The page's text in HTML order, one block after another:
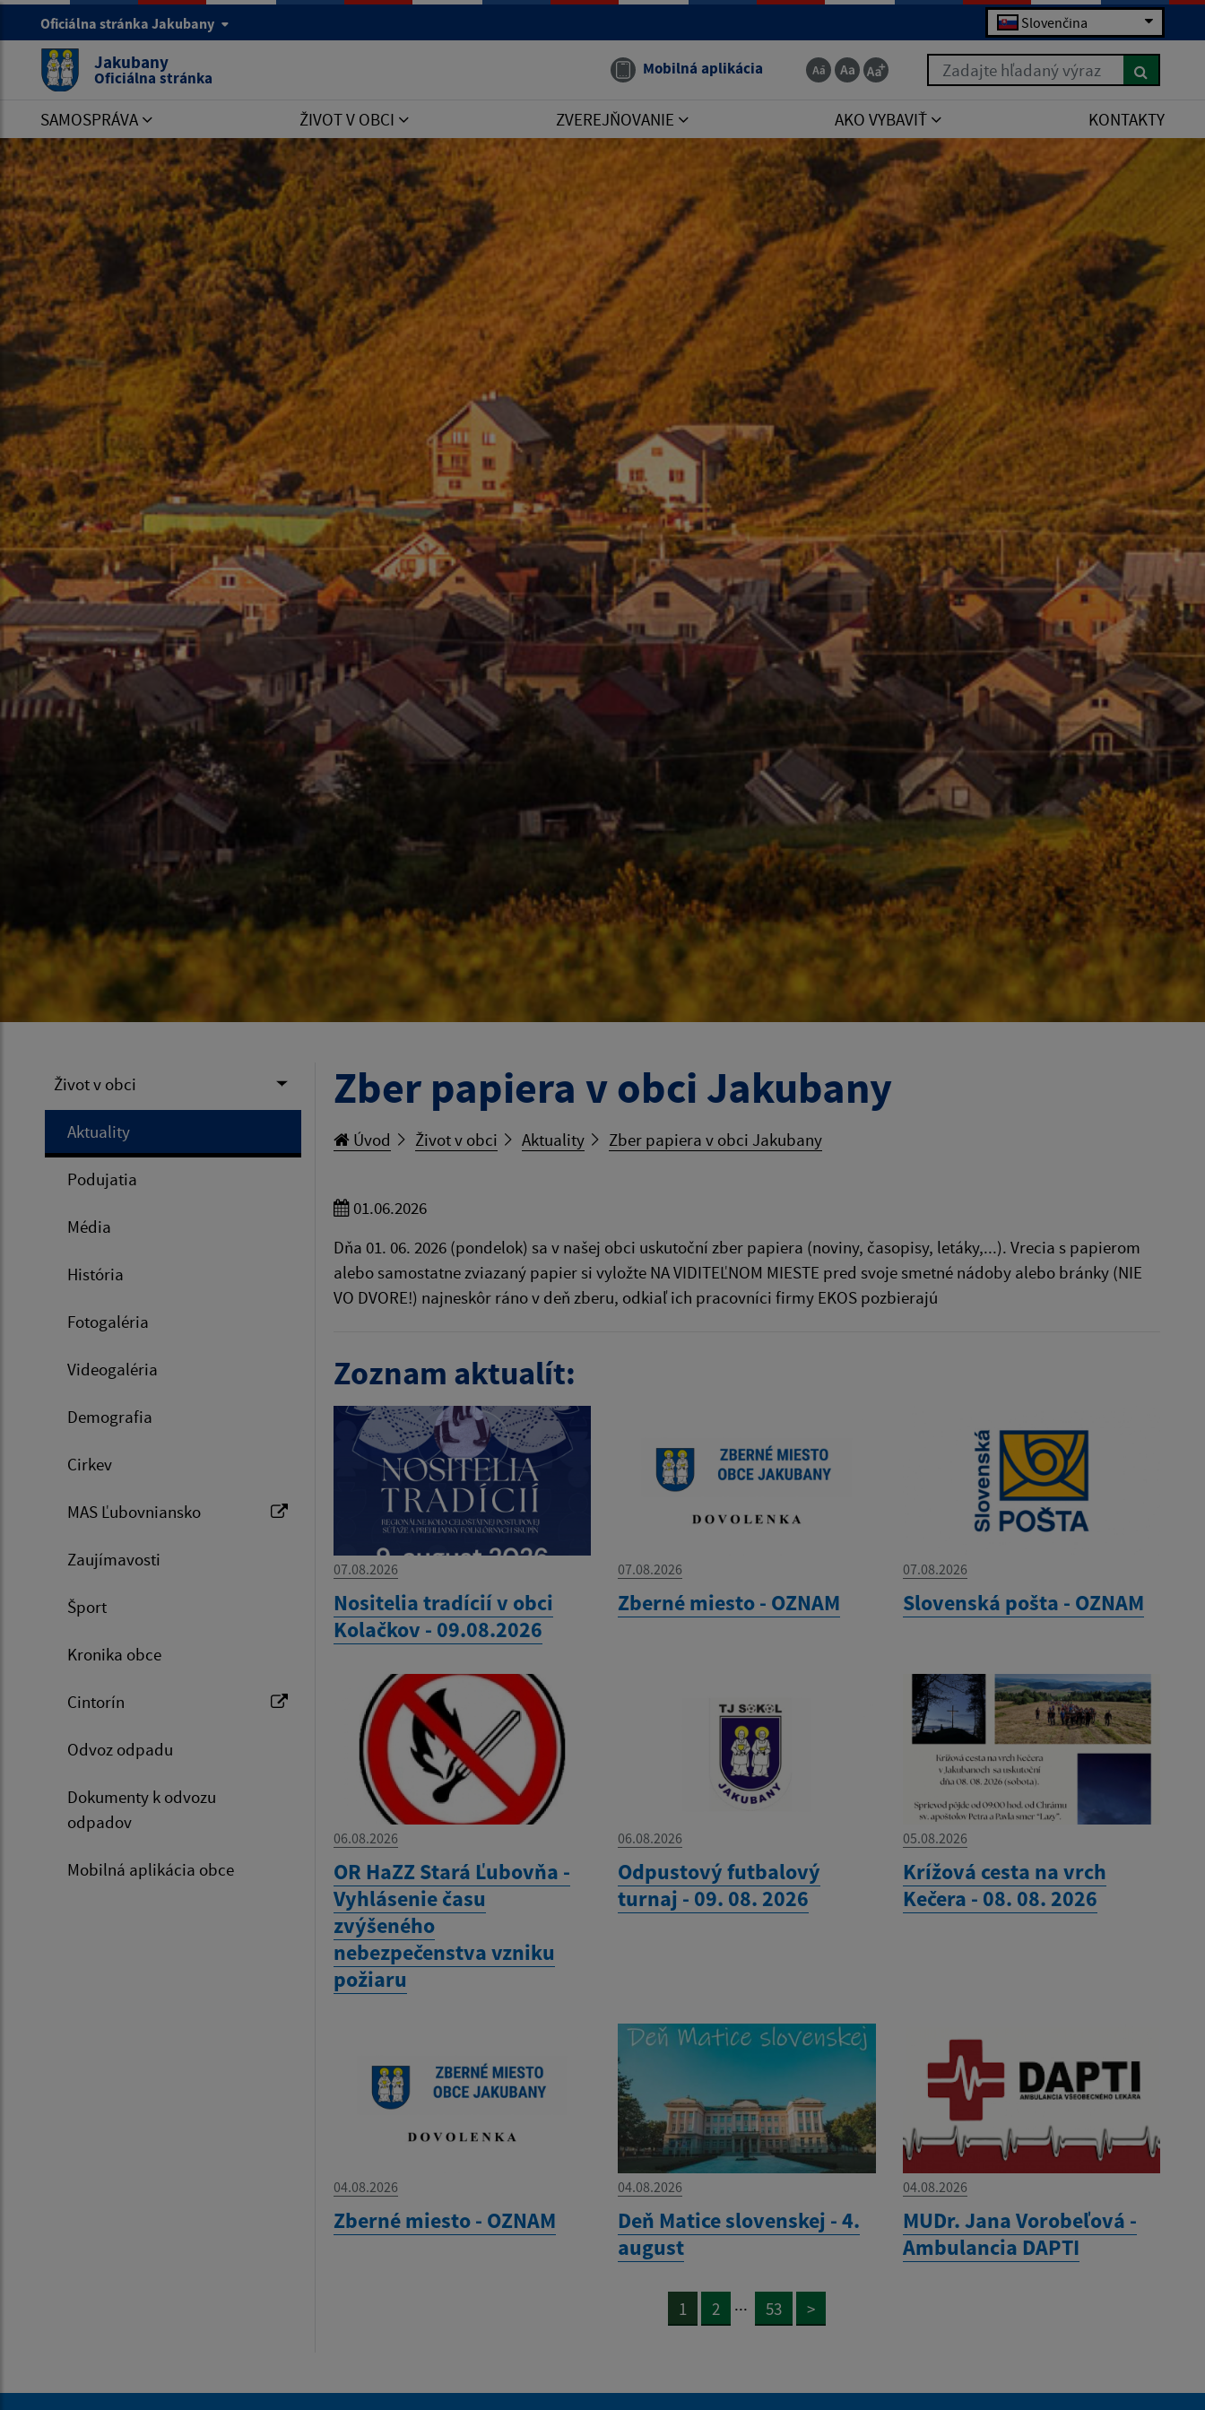
Oficiálna stránka Jakubany Slovenčina
Jakubany
Oficiálna stránka Mobilná aplikácia Zadajte hľadaný výraz
SAMOSPRÁVA ŽIVOT V OBCI ZVEREJŇOVANIE AKO VYBAVIŤ KONTAKTY
Život v obci
Aktuality
Podujatia
Média
História
Fotogaléria
Videogaléria
Demografia
Cirkev
MAS Ľubovniansko
Zaujímavosti
Šport
Kronika obce
Cintorín
Odvoz odpadu
Dokumenty k odvozu
odpadov
Mobilná aplikácia obce
Zber papiera v obci Jakubany
Úvod Život v obci Aktuality Zber papiera v obci Jakubany
01.06.2026
Dňa 01. 06. 2026 (pondelok) sa v našej obci uskutoční zber papiera (noviny, časopisy, letáky,...). Vrecia s papierom
alebo samostatne zviazaný papier si vyložte NA VIDITEĽNOM MIESTE pred svoje smetné nádoby alebo bránky (NIE
VO DVORE!) najneskôr ráno v deň zberu, odkiaľ ich pracovníci firmy EKOS pozbierajú
Zoznam aktualít:
07.08.2026
Nositelia tradícií v obci
Kolačkov - 09.08.2026
07.08.2026
Zberné miesto - OZNAM
07.08.2026
Slovenská pošta - OZNAM
06.08.2026
OR HaZZ Stará Ľubovňa -
Vyhlásenie času
zvýšeného
nebezpečenstva vzniku
požiaru
06.08.2026
Odpustový futbalový
turnaj - 09. 08. 2026
05.08.2026
Krížová cesta na vrch
Kečera - 08. 08. 2026
04.08.2026
Zberné miesto - OZNAM
04.08.2026
Deň Matice slovenskej - 4.
august
04.08.2026
MUDr. Jana Vorobeľová -
Ambulancia DAPTI
1 2 ... 53 >